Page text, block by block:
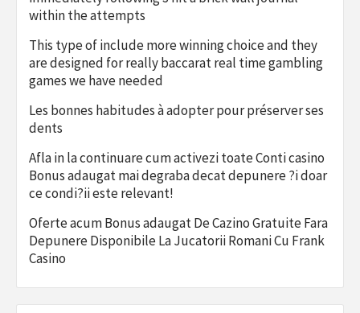
within the attempts
This type of include more winning choice and they
are designed for really baccarat real time gambling
games we have needed
Les bonnes habitudes à adopter pour préserver ses
dents
Afla in la continuare cum activezi toate Conti casino
Bonus adaugat mai degraba decat depunere ?i doar
ce condi?ii este relevant!
Oferte acum Bonus adaugat De Cazino Gratuite Fara
Depunere Disponibile La Jucatorii Romani Cu Frank
Casino